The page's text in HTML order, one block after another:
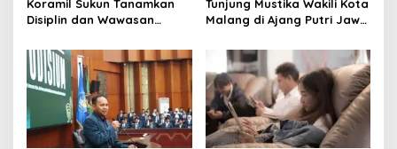
Koramil Sukun Tanamkan
Disiplin dan Wawasan
SD Islamic Global School
Tunjung Mustika Wakili Kota
Malang di Ajang Putri Jawa
Beri Dukungan Melalui
Instagram